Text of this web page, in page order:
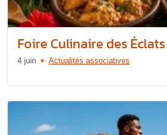
Foire Culinaire des Éclats
4 juin Actualités associatives